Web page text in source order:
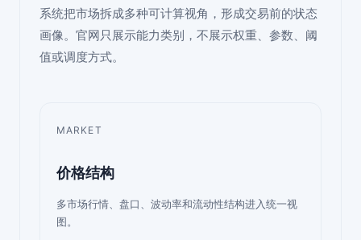
系统把市场拆成多种可计算视角，形成交易前的状态
画像。官网只展示能力类别，不展示权重、参数、阈
值或调度方式。
MARKET
价格结构
多市场行情、盘口、波动率和流动性结构进入统一视
图。